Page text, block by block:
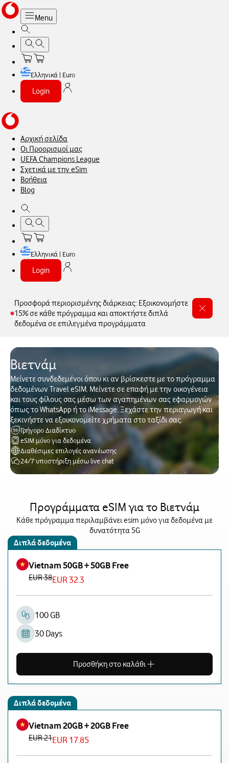
Menu
Ελληνικά | Euro
Login
Αρχική σελίδα
Οι Προορισμοί μας
UEFA Champions League
Σχετικά με την eSim
Βοήθεια
Blog
Ελληνικά | Euro
Login
Προσφορά περιορισμένης διάρκειας: Εξοικονομήστε
15% σε κάθε πρόγραμμα και αποκτήστε διπλά
δεδομένα σε επιλεγμένα προγράμματα
Βιετνάμ
Μείνετε συνδεδεμένοι όπου κι αν βρίσκεστε με το πρόγραμμα
δεδομένων Travel eSIM. Μείνετε σε επαφή με την οικογένεια
και τους φίλους σας μέσω των αγαπημένων σας εφαρμογών
όπως το WhatsApp ή το iMessage. Ξεχάστε την περιαγωγή και
ξεκινήστε να εξοικονομείτε χρήματα στο ταξίδι σας.
Γρήγορο Διαδίκτυο
eSIM μόνο για δεδομένα
Διαθέσιμες επιλογές ανανέωσης
24/7 υποστήριξη μέσω live chat
Προγράμματα eSIM για το Βιετνάμ
Κάθε πρόγραμμα περιλαμβάνει esim μόνο για δεδομένα με
δυνατότητα 5G
Διπλά δεδομένα
Vietnam 50GB + 50GB Free
EUR 38EUR 32.3
100 GB
30 Days
Προσθήκη στο καλάθι
Διπλά δεδομένα
Vietnam 20GB + 20GB Free
EUR 21EUR 17.85